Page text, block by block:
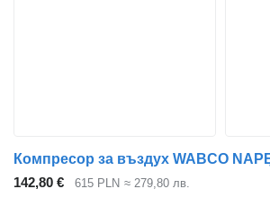
142,80 € 615 PLN ≈ 279,80 лв.